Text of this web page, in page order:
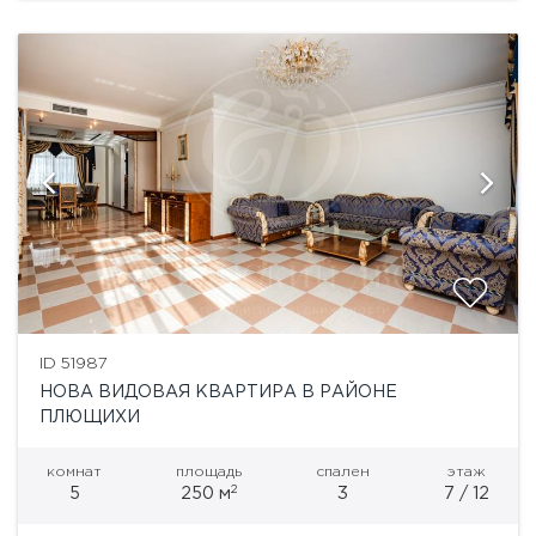
ID 51987
НОВА ВИДОВАЯ КВАРТИРА В РАЙОНЕ
ПЛЮЩИХИ
комнат
5
площадь
250 м2
спален
3
этаж
7 / 12